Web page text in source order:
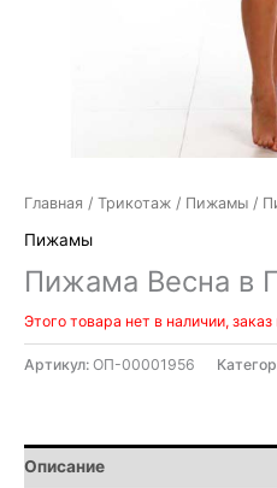
Главная / Трикотаж / Пижамы /
Пижамы
Пижама Весна в
Этого товара нет в наличии,
Артикул: ОП-00001956
Описание